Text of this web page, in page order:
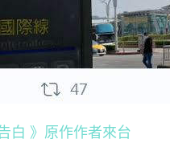
白 》原作作者來台